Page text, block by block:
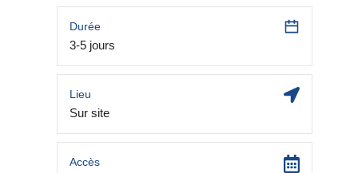
Durée
3-5 jours
Lieu
Sur site
Accès